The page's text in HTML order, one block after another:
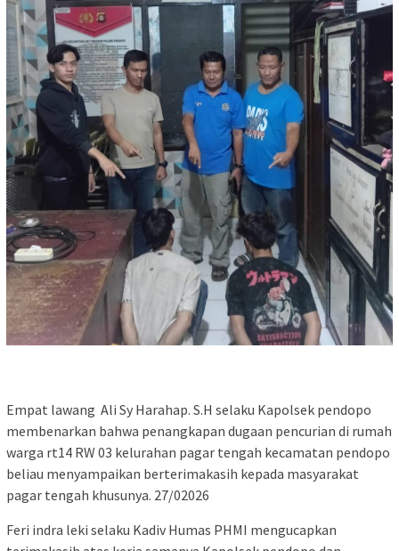
Empat lawang Ali Sy Harahap. S.H selaku Kapolsek pendopo
membenarkan bahwa penangkapan dugaan pencurian di rumah
warga rt14 RW 03 kelurahan pagar tengah kecamatan pendopo
beliau menyampaikan berterimakasih kepada masyarakat
pagar tengah khusunya. 27/02026
Feri indra leki selaku Kadiv Humas PHMI mengucapkan